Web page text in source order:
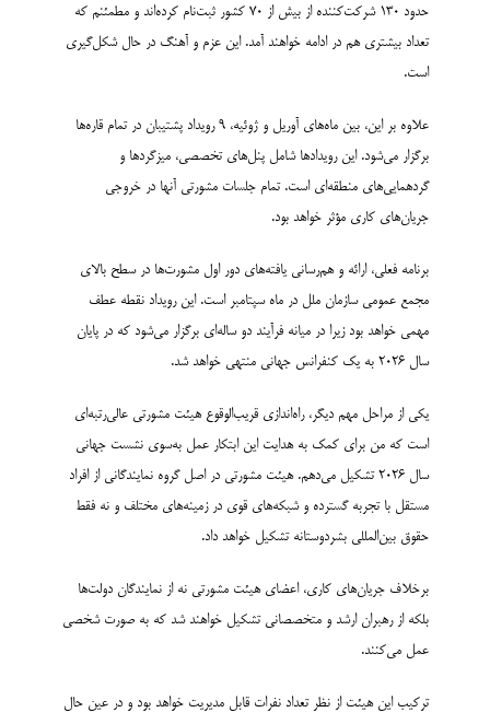
حدود ۱۳۰ شرکت‌کننده از بیش از ۷۰ کشور ثبت‌نام کرده‌اند و مطمئنم که
تعداد بیشتری هم در ادامه خواهند آمد. این عزم و آهنگ در حال شکل‌گیری
است.
علاوه بر این، بین ماه‌های آوریل و ژوئیه، 9 رویداد پشتیبان در تمام قاره‌ها
برگزار می‌شود. این رویدادها شامل پنل‌های تخصصی، میزگردها و
گردهمایی‌های منطقه‌ای است. تمام جلسات مشورتی آنها در خروجی
جریان‌های کاری مؤثر خواهد بود.
برنامه فعلی، ارائه و هم‌رسانی یافته‌های دور اول مشورت‌ها در سطح بالای
مجمع عمومی سازمان ملل در ماه سپتامبر است. این رویداد نقطه عطف
مهمی خواهد بود زیرا در میانه فرآیند دو ساله‌ای برگزار می‌شود که در پایان
سال 2026 به یک کنفرانس جهانی منتهی خواهد شد.
یکی از مراحل مهم دیگر، راه‌اندازی قریب‌الوقوع هیئت مشورتی عالی‌رتبه‌ای
است که من برای کمک به هدایت این ابتکار عمل به‌سوی نشست جهانی
سال 2026 تشکیل می‌دهم. هیئت مشورتی در اصل گروه نمایندگانی از افراد
مستقل با تجربه گسترده و شبکه‌های قوی در زمینه‌های مختلف و نه فقط
حقوق بین‌المللی بشردوستانه تشکیل خواهد داد.
برخلاف جریان‌های کاری، اعضای هیئت مشورتی نه از نمایندگان دولت‌ها
بلکه از رهبران ارشد و متخصصانی تشکیل خواهند شد که به صورت شخصی
عمل می‌کنند.
ترکیب این هیئت از نظر تعداد نفرات قابل مدیریت خواهد بود و در عین حال